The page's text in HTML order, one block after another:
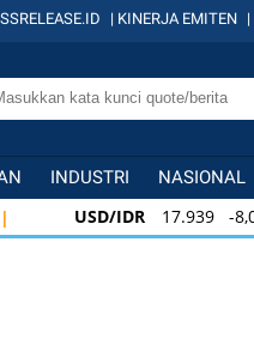
| KINERJA EMITEN |
INDUSTRI NASIONAL
USD/IDR 17.939 -8,00
USD/IDR 17.939 -8,00